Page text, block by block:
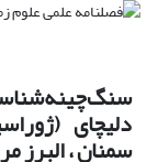
دلیچای
سمنان ، البرز